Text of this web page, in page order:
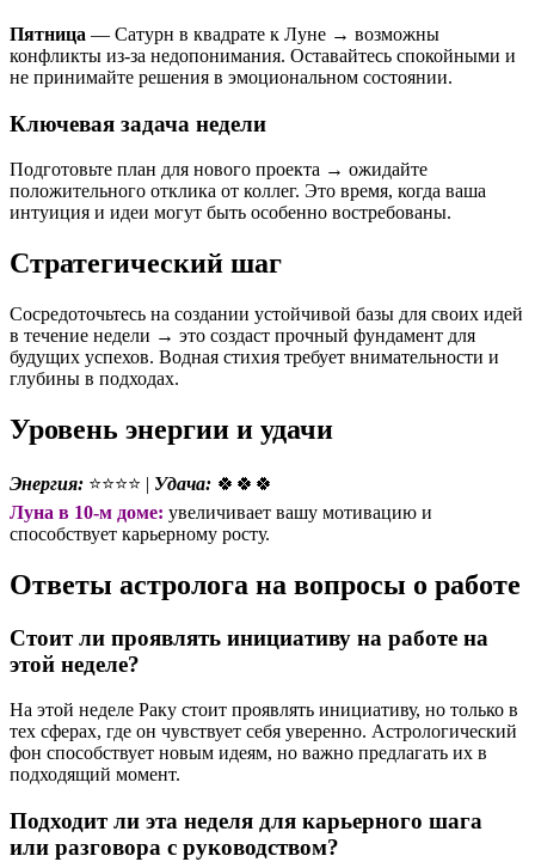
Пятница — Сатурн в квадрате к Луне → возможны
конфликты из-за недопонимания. Оставайтесь спокойными и
не принимайте решения в эмоциональном состоянии.
Ключевая задача недели
Подготовьте план для нового проекта → ожидайте
положительного отклика от коллег. Это время, когда ваша
интуиция и идеи могут быть особенно востребованы.
Стратегический шаг
Сосредоточьтесь на создании устойчивой базы для своих идей
в течение недели → это создаст прочный фундамент для
будущих успехов. Водная стихия требует внимательности и
глубины в подходах.
Уровень энергии и удачи
Энергия: ⭐⭐⭐⭐ | Удача: 🍀🍀🍀
Луна в 10-м доме: увеличивает вашу мотивацию и
способствует карьерному росту.
Ответы астролога на вопросы о работе
Стоит ли проявлять инициативу на работе на
этой неделе?
На этой неделе Раку стоит проявлять инициативу, но только в
тех сферах, где он чувствует себя уверенно. Астрологический
фон способствует новым идеям, но важно предлагать их в
подходящий момент.
Подходит ли эта неделя для карьерного шага
или разговора с руководством?